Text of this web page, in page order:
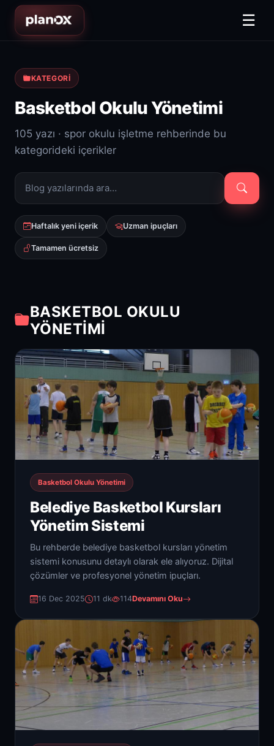
☰
KATEGORI
Basketbol Okulu Yönetimi
105 yazı · spor okulu işletme rehberinde bu
kategorideki içerikler
Haftalık yeni içerik Uzman ipuçları
Tamamen ücretsiz
BASKETBOL OKULU
YÖNETIMI
Basketbol Okulu Yönetimi
Belediye Basketbol Kursları
Yönetim Sistemi
Bu rehberde belediye basketbol kursları yönetim
sistemi konusunu detaylı olarak ele alıyoruz. Dijital
çözümler ve profesyonel yönetim ipuçları.
16 Dec 2025 11 dk 114Devamını Oku